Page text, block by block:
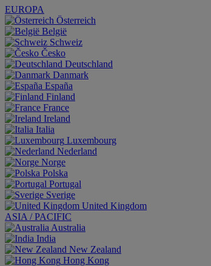
EUROPA
Österreich
België
Schweiz
Česko
Deutschland
Danmark
España
Finland
France
Ireland
Italia
Luxembourg
Nederland
Norge
Polska
Portugal
Sverige
United Kingdom
ASIA / PACIFIC
Australia
India
New Zealand
Hong Kong